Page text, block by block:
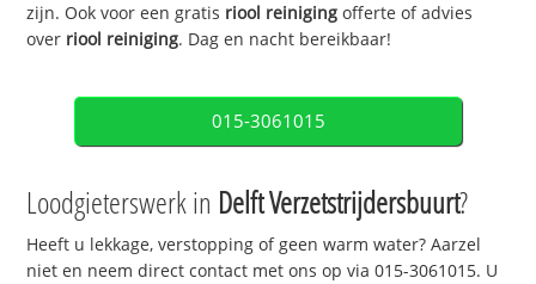
zijn. Ook voor een gratis riool reiniging offerte of advies
over riool reiniging. Dag en nacht bereikbaar!
015-3061015
Loodgieterswerk in Delft Verzetstrijdersbuurt?
Heeft u lekkage, verstopping of geen warm water? Aarzel
niet en neem direct contact met ons op via 015-3061015. U